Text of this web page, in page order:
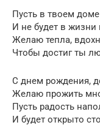
Пусть в твоем доме
И не будет в жизни
Желаю тепла,
Чтобы достиг ты
С днем рождения,
Желаю прожить
Пусть радость
И будет открыто